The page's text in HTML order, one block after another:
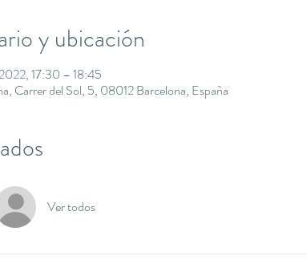
y ubicación
17:30 – 18:45
Carrer del Sol, 5, 08012 Barcelona, España
Ver todos